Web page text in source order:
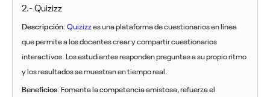
2.- Quizizz
Descripción:Quizizzes una plataforma de cuestionarios en línea
que permite a los docentes crear y compartir cuestionarios
interactivos. Los estudiantes responden preguntas a su propio ritmo
y los resultados se muestran en tiempo real.
Beneficios: Fomenta la competencia amistosa, refuerza el